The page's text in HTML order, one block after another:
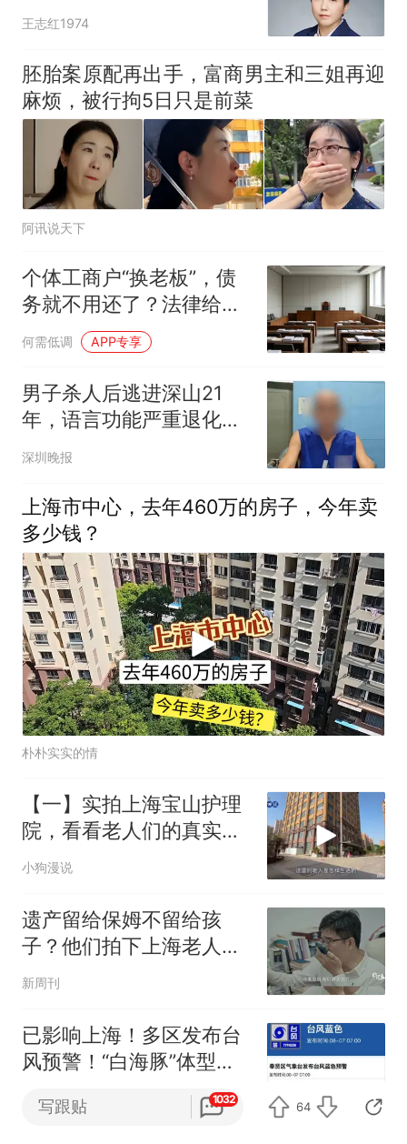
认定条件及避坑指
王志红1974
胚胎案原配再出手，富商男主和三姐再迎
麻烦，被行拘5日只是前菜
阿讯说天下
个体工商户“换老板”，债
务就不用还了？法律给出
明确答案
何需低调 APP专享
男子杀人后逃进深山21
年，语言功能严重退化，
活得像野人：靠摘野菜、
冒、发烧，全凭硬熬
深圳晚报
上海市中心，去年460万的房子，今年卖
多少钱？
朴朴实实的情
【一】实拍上海宝山护理
院，看看老人们的真实生
活
小狗漫说
遗产留给保姆不留给孩
子？他们拍下上海老人最
大胆的尝试
新周刊
已影响上海！多区发布台
风预警！“白海豚”体型变
大，近似13个浙江面积，
中心即将进入东海，暴雨
新民晚报
写跟贴 1032
64